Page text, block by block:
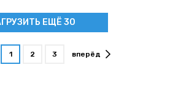
ЕЩЁ 30
1 2 3 вперёд